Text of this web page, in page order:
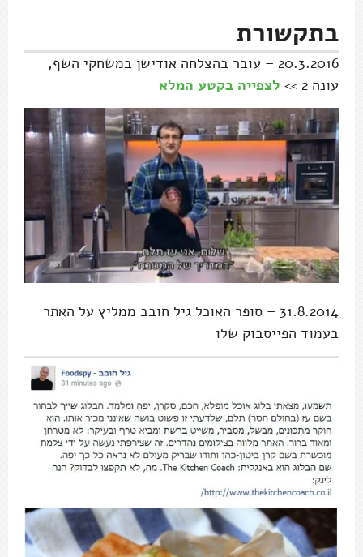
בתקשורת
20.3.2016 – עובר בהצלחה אודישן במשחקי השף,
עונה 2 >>
לצפייה בקטע המלא
31.8.2014 – סופר האוכל גיל חובב ממליץ על האתר
בעמוד הפייסבוק שלו